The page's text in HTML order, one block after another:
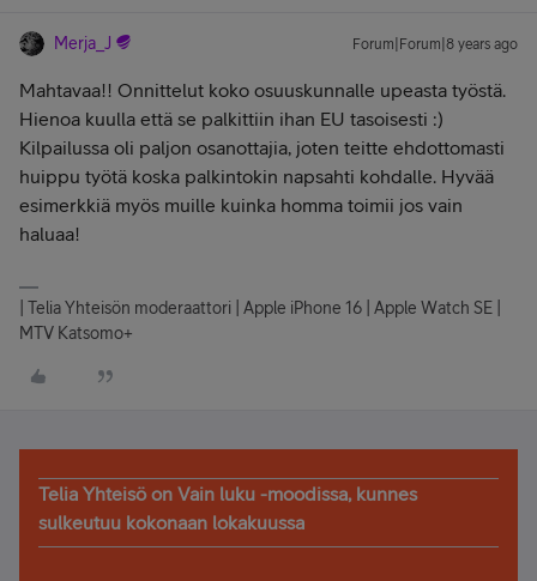
Merja_J Forum|Forum|8 years ago
Mahtavaa!! Onnittelut koko osuuskunnalle upeasta työstä.
Hienoa kuulla että se palkittiin ihan EU tasoisesti :)
Kilpailussa oli paljon osanottajia, joten teitte ehdottomasti
huippu työtä koska palkintokin napsahti kohdalle. Hyvää
esimerkkiä myös muille kuinka homma toimii jos vain
haluaa!
| Telia Yhteisön moderaattori | Apple iPhone 16 | Apple Watch SE |
MTV Katsomo+
Telia Yhteisö on Vain luku -moodissa, kunnes
sulkeutuu kokonaan lokakuussa